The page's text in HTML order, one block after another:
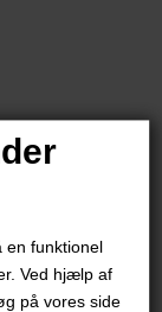
en funktionel
Ved hjælp af
på vores side